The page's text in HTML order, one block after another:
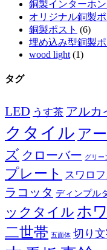
銅製インターホ
オリジナル銅製ポ
銅製ポスト (6)
埋め込み型銅製ポ
wood light (1)
タグ
LED うす茶 アルカ
クタイル ア
ズ クローバー グリー
プレート スワロ
ラコッタ ディンプル
ックタイル ホ
二世帯 五面体 切り